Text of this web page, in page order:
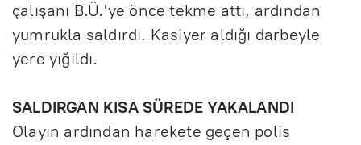
çalışanı B.Ü.'ye önce tekme attı, ardından
yumrukla saldırdı. Kasiyer aldığı darbeyle
yere yığıldı.
SALDIRGAN KISA SÜREDE YAKALANDI
Olayın ardından harekete geçen polis